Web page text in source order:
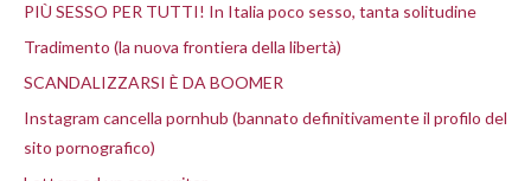
PIÙ SESSO PER TUTTI! In Italia poco sesso, tanta solitudine
Tradimento (la nuova frontiera della libertà)
SCANDALIZZARSI È DA BOOMER
Instagram cancella pornhub (bannato definitivamente il profilo del
sito pornografico)